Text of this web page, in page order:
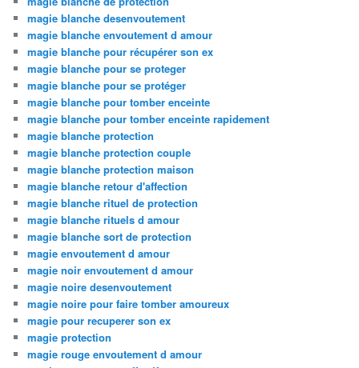
magie blanche desenvoutement
magie blanche envoutement d amour
magie blanche pour récupérer son ex
magie blanche pour se proteger
magie blanche pour se protéger
magie blanche pour tomber enceinte
magie blanche pour tomber enceinte rapidement
magie blanche protection
magie blanche protection couple
magie blanche protection maison
magie blanche retour d'affection
magie blanche rituel de protection
magie blanche rituels d amour
magie blanche sort de protection
magie envoutement d amour
magie noir envoutement d amour
magie noire desenvoutement
magie noire pour faire tomber amoureux
magie pour recuperer son ex
magie protection
magie rouge envoutement d amour